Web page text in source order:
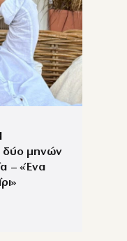
δύο μηνών
– «Ένα